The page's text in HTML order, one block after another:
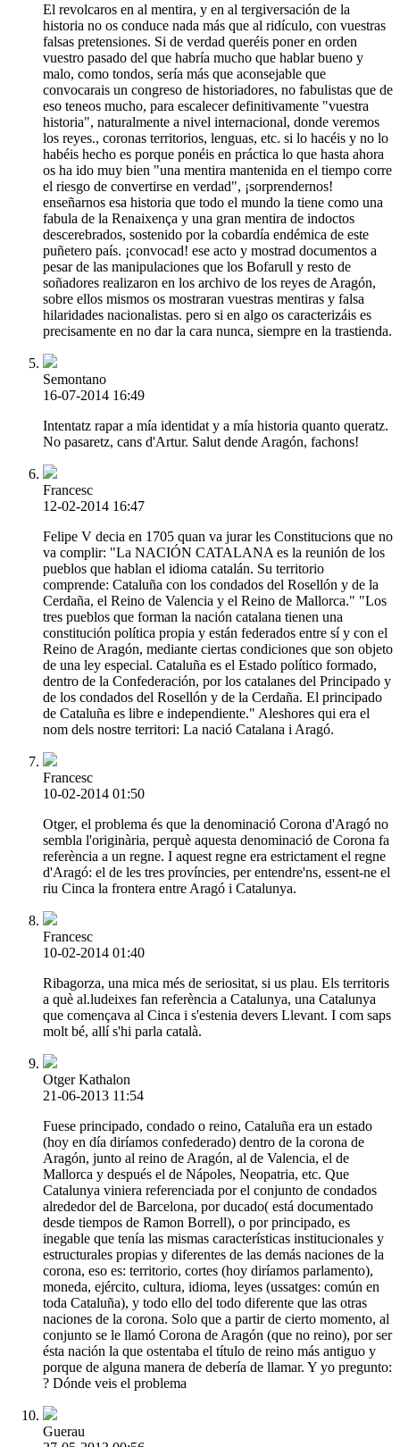
El revolcaros en al mentira, y en al tergiversación de la
historia no os conduce nada más que al ridículo, con vuestras
falsas pretensiones. Si de verdad queréis poner en orden
vuestro pasado del que habría mucho que hablar bueno y
malo, como tondos, sería más que aconsejable que
convocarais un congreso de historiadores, no fabulistas que de
eso teneos mucho, para escalecer definitivamente "vuestra
historia", naturalmente a nivel internacional, donde veremos
los reyes., coronas territorios, lenguas, etc. si lo hacéis y no lo
habéis hecho es porque ponéis en práctica lo que hasta ahora
os ha ido muy bien "una mentira mantenida en el tiempo corre
el riesgo de convertirse en verdad", ¡sorprendernos!
enseñarnos esa historia que todo el mundo la tiene como una
fabula de la Renaixença y una gran mentira de indoctos
descerebrados, sostenido por la cobardía endémica de este
puñetero país. ¡convocad! ese acto y mostrad documentos a
pesar de las manipulaciones que los Bofarull y resto de
soñadores realizaron en los archivo de los reyes de Aragón,
sobre ellos mismos os mostraran vuestras mentiras y falsa
hilaridades nacionalistas. pero si en algo os caracterizáis es
precisamente en no dar la cara nunca, siempre en la trastienda.
Semontano
16-07-2014 16:49
Intentatz rapar a mía identidat y a mía historia quanto queratz.
No pasaretz, cans d'Artur. Salut dende Aragón, fachons!
Francesc
12-02-2014 16:47
Felipe V decia en 1705 quan va jurar les Constitucions que no
va complir: "La NACIÓN CATALANA es la reunión de los
pueblos que hablan el idioma catalán. Su territorio
comprende: Cataluña con los condados del Rosellón y de la
Cerdaña, el Reino de Valencia y el Reino de Mallorca." "Los
tres pueblos que forman la nación catalana tienen una
constitución política propia y están federados entre sí y con el
Reino de Aragón, mediante ciertas condiciones que son objeto
de una ley especial. Cataluña es el Estado político formado,
dentro de la Confederación, por los catalanes del Principado y
de los condados del Rosellón y de la Cerdaña. El principado
de Cataluña es libre e independiente." Aleshores qui era el
nom dels nostre territori: La nació Catalana i Aragó.
Francesc
10-02-2014 01:50
Otger, el problema és que la denominació Corona d'Aragó no
sembla l'originària, perquè aquesta denominació de Corona fa
referència a un regne. I aquest regne era estrictament el regne
d'Aragó: el de les tres províncies, per entendre'ns, essent-ne el
riu Cinca la frontera entre Aragó i Catalunya.
Francesc
10-02-2014 01:40
Ribagorza, una mica més de seriositat, si us plau. Els territoris
a què al.ludeixes fan referència a Catalunya, una Catalunya
que començava al Cinca i s'estenia devers Llevant. I com saps
molt bé, allí s'hi parla català.
Otger Kathalon
21-06-2013 11:54
Fuese principado, condado o reino, Cataluña era un estado
(hoy en día diríamos confederado) dentro de la corona de
Aragón, junto al reino de Aragón, al de Valencia, el de
Mallorca y después el de Nápoles, Neopatria, etc. Que
Catalunya viniera referenciada por el conjunto de condados
alrededor del de Barcelona, por ducado( está documentado
desde tiempos de Ramon Borrell), o por principado, es
inegable que tenía las mismas características institucionales y
estructurales propias y diferentes de las demás naciones de la
corona, eso es: territorio, cortes (hoy diríamos parlamento),
moneda, ejército, cultura, idioma, leyes (ussatges: común en
toda Cataluña), y todo ello del todo diferente que las otras
naciones de la corona. Solo que a partir de cierto momento, al
conjunto se le llamó Corona de Aragón (que no reino), por ser
ésta nación la que ostentaba el título de reino más antiguo y
porque de alguna manera de debería de llamar. Y yo pregunto:
? Dónde veis el problema
Guerau